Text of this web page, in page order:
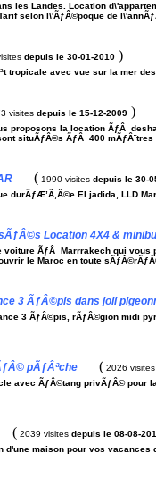
les Landes. Location
selon l\'ÃƒÂ©poque de
depuis le 30-01-2010 )
tropicale avec vue sur la mer
visites depuis le 15-12-2009 )
proposons la location ÃƒÂ
situÃƒÂ©s ÃƒÂ 400
( 1990 visites depuis le 30-
durÃƒÆ’Ã‚Â©e El jadida, LLD
Location 4X4 &
ÃƒÂ Marrrakech qui
le Maroc en toute
3 ÃƒÂ©pis dans joli
3 ÃƒÂ©pis, rÃƒÂ©gion midi
pÃƒÂªche ( 2026
avec ÃƒÂ©tang privÃƒÂ© pour
( 2039 visites depuis le 08-08-
d'une maison pour vos